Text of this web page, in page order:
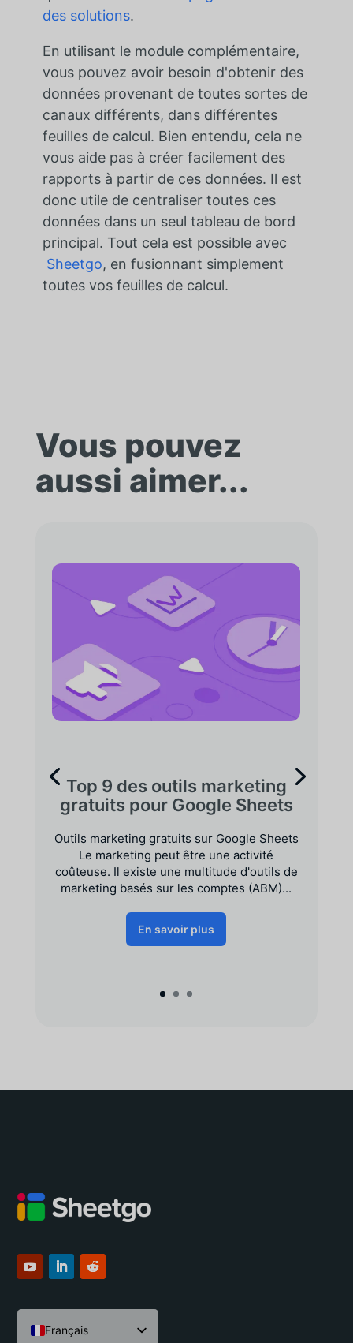
des solutions.
En utilisant le module complémentaire,
vous pouvez avoir besoin d'obtenir des
données provenant de toutes sortes de
canaux différents, dans différentes
feuilles de calcul. Bien entendu, cela ne
vous aide pas à créer facilement des
rapports à partir de ces données. Il est
donc utile de centraliser toutes ces
données dans un seul tableau de bord
principal. Tout cela est possible avec
Sheetgo, en fusionnant simplement
toutes vos feuilles de calcul.
Vous pouvez
aussi aimer...
Top 9 des outils marketing
gratuits pour Google Sheets
Outils marketing gratuits sur Google Sheets
Le marketing peut être une activité
coûteuse. Il existe une multitude d'outils de
marketing basés sur les comptes (ABM)...
En savoir plus
Français